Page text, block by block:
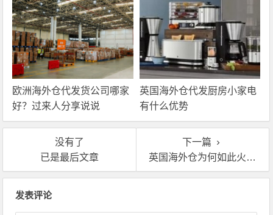
欧洲海外仓代发货公司哪家
好？过来人分享说说
英国海外仓代发厨房小家电
有什么优势
没有了
已是最后文章
下一篇
英国海外仓为何如此火爆？跨境电商卖家又该如何选？
发表评论